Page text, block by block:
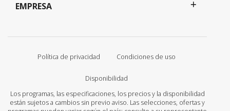
EMPRESA
Política de privacidad Condiciones de uso
Disponibilidad
Los programas, las especificaciones, los precios y la disponibilidad
están sujetos a cambios sin previo aviso. Las selecciones, ofertas y